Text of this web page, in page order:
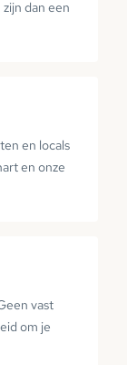
dan een
en locals
en onze
vast
om je